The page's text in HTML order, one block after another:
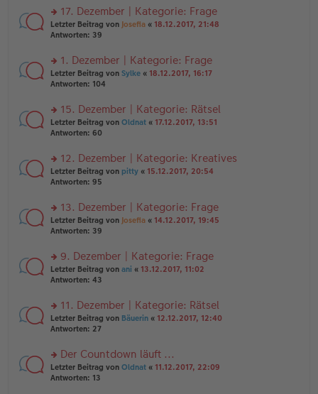
tr
a
g
e
n
er
tr
a
g
n
g
el
e
n
er
tr
a
g
rs
te
n
g
el
e
n
er
tr
a
g
17. Dezember | Kategorie: Frage
Letzter Beitrag von Josefia « 18.12.2017, 21:48
Antworten: 39
rs
te
n
g
el
e
n
er
tr
a
g
1. Dezember | Kategorie: Frage
Letzter Beitrag von Sylke « 18.12.2017, 16:17
Antworten: 104
rs
te
n
g
el
e
n
er
tr
a
g
15. Dezember | Kategorie: Rätsel
Letzter Beitrag von Oldnat « 17.12.2017, 13:51
Antworten: 60
rs
te
n
g
el
e
n
er
tr
a
g
12. Dezember | Kategorie: Kreatives
Letzter Beitrag von pitty « 15.12.2017, 20:54
Antworten: 95
rs
te
n
g
el
e
n
er
tr
a
g
13. Dezember | Kategorie: Frage
Letzter Beitrag von Josefia « 14.12.2017, 19:45
Antworten: 39
rs
te
n
g
el
e
n
er
9. Dezember | Kategorie: Frage
Letzter Beitrag von ani « 13.12.2017, 11:02
Antworten: 43
rs
te
n
g
el
11. Dezember | Kategorie: Rätsel
Letzter Beitrag von Bäuerin « 12.12.2017, 12:40
Antworten: 27
rs
te
Der Countdown läuft ...
Letzter Beitrag von Oldnat « 11.12.2017, 22:09
Antworten: 13